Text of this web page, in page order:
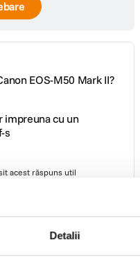
Detalii
EOS-M50 Mark II?
impreuna cu un
s
acest răspuns util